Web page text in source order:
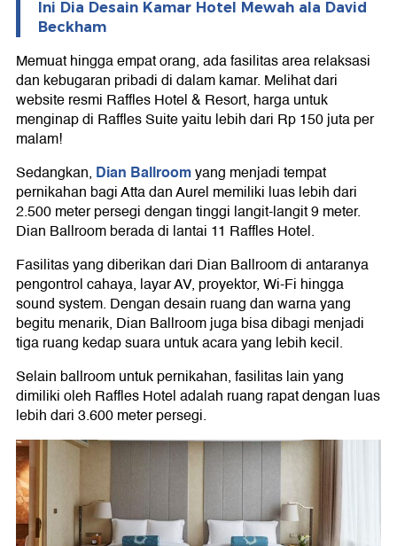
Ini Dia Desain Kamar Hotel Mewah ala David
Beckham
Memuat hingga empat orang, ada fasilitas area relaksasi
dan kebugaran pribadi di dalam kamar. Melihat dari
website resmi Raffles Hotel & Resort, harga untuk
menginap di Raffles Suite yaitu lebih dari Rp 150 juta per
malam!
Sedangkan, Dian Ballroomyang menjadi tempat
pernikahan bagi Atta dan Aurel memiliki luas lebih dari
2.500 meter persegi dengan tinggi langit-langit 9 meter.
Dian Ballroom berada di lantai 11 Raffles Hotel.
Fasilitas yang diberikan dari Dian Ballroom di antaranya
pengontrol cahaya, layar AV, proyektor, Wi-Fi hingga
sound system. Dengan desain ruang dan warna yang
begitu menarik, Dian Ballroom juga bisa dibagi menjadi
tiga ruang kedap suara untuk acara yang lebih kecil.
Selain ballroom untuk pernikahan, fasilitas lain yang
dimiliki oleh Raffles Hotel adalah ruang rapat dengan luas
lebih dari 3.600 meter persegi.